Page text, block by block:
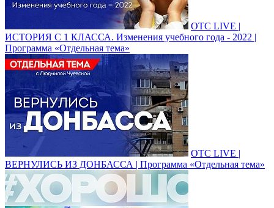
ОТС LIVE |
ИСТОРИЯ С 1 КЛАССА. Изменения учебного года - 2022 |
Программа «Отдельная тема»
ОТС LIVE |
ВЕРНУЛИСЬ ИЗ ДОНБАССА | Программа «Отдельная тема»